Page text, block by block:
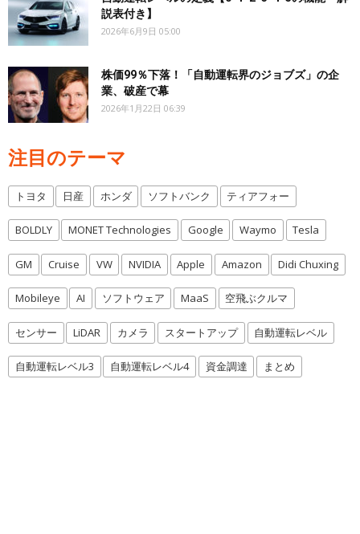
説表付き】
2026年6月9日 05:00
株価99％下落！「自動運転界のジョブズ」の企
業、破産で幕
2026年1月22日 06:39
注目のテーマ
トヨタ 日産 ホンダ ソフトバンク ティアフォー
BOLDLY MONET Technologies Google Waymo Tesla
GM Cruise VW NVIDIA Apple Amazon Didi Chuxing
Mobileye AI ソフトウェア MaaS 空飛ぶクルマ
センサー LiDAR カメラ スタートアップ 自動運転レベル
自動運転レベル3 自動運転レベル4 資金調達 まとめ